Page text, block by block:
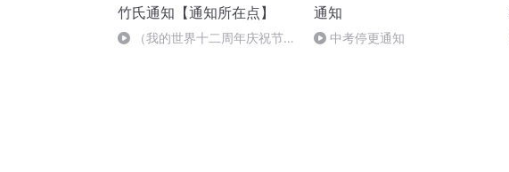
竹氏通知【通知所在点】
（我的世界十二周年庆祝节
通知
中考停更通知